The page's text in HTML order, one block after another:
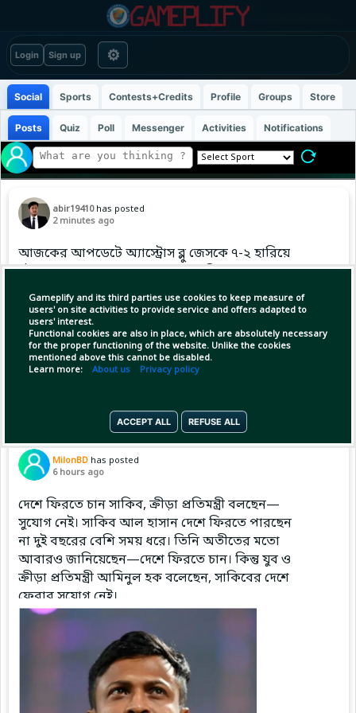
Login Sign up ⚙
Gameplify and its third parties use cookies to keep measure of
users' on site activities to provide service and offers adapted to
users' interest.
Functional cookies are also in place, which are absolutely necessary
for the proper functioning of the website. Unlike the cookies
mentioned above this cannot be disabled.
Learn more: About us Privacy policy
ACCEPT ALL REFUSE ALL
Social Sports Contests+Credits Profile Groups Store
Posts Quiz Poll Messenger Activities Notifications
abir19410 has posted
2 minutes ago
আজকের আপডেটে অ্যাস্ট্রোস ব্লু জেসকে ৭-২ হারিয়ে
চৌদ্দ ম্যাচে দ্বাদশ জয় পেয়েছে, আজ বিশ্বজুড়ে
ক্রীড়াপ্রেমীদের মধ্যে ব্যাপকভাবে। #MLB #Baseball
#ABIR
Copy Link Open
Pinned byMilonBD
MilonBD has posted
6 hours ago
দেশে ফিরতে চান সাকিব, ক্রীড়া প্রতিমন্ত্রী বলছেন—
সুযোগ নেই। সাকিব আল হাসান দেশে ফিরতে পারছেন
না দুই বছরের বেশি সময় ধরে। তিনি অতীতের মতো
আবারও জানিয়েছেন—দেশে ফিরতে চান। কিন্তু যুব ও
ক্রীড়া প্রতিমন্ত্রী আমিনুল হক বলেছেন, সাকিবের দেশে
ফেরার সুযোগ নেই।